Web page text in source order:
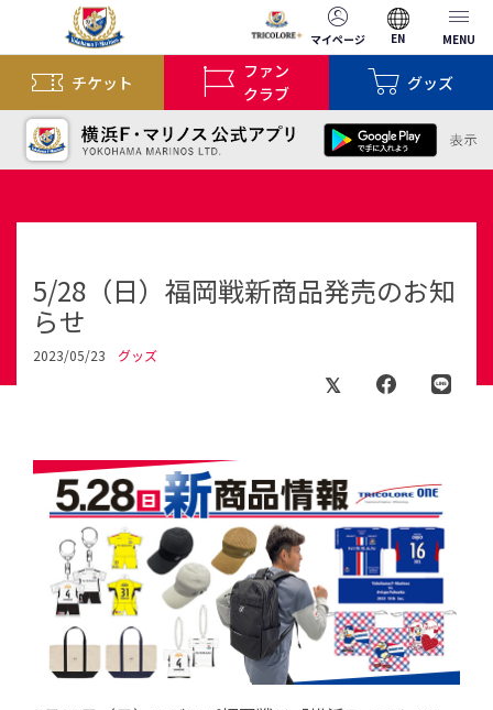
マイページ EN MENU
チケット
ファン
クラブ
グッズ
5/28（日）福岡戦新商品発売のお知
らせ
2023/05/23 グッズ